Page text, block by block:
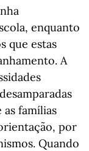
enquanto
que estas
A
as famílias
por
Quando